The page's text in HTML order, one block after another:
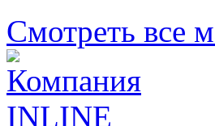
Смотреть все